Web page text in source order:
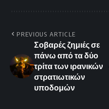
PREVIOUS ARTICLE
Σοβαρές ζημιές σε
πάνω από τα δύο
τρίτα των ιρανικών
στρατιωτικών
υποδομών